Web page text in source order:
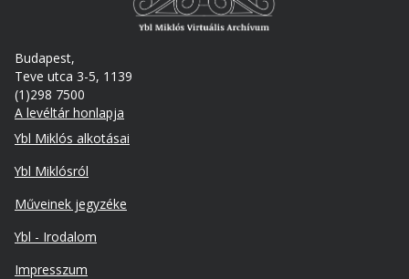
Budapest,
Teve utca 3-5, 1139
(1)298 7500
A levéltár honlapja
Footer
Ybl Miklós alkotásai
Ybl Miklósról
Műveinek jegyzéke
Ybl - Irodalom
Lábléc
Impresszum